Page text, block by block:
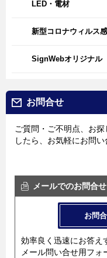
LED・電材
新型コロナウィルス
SignWebオリジナル
お問合せ
ご質問・ご不明点、お
したら、お気軽にお問い
メールでのお問合せ
お問
効率良く迅速にお答え
メール問い合せ用フォ